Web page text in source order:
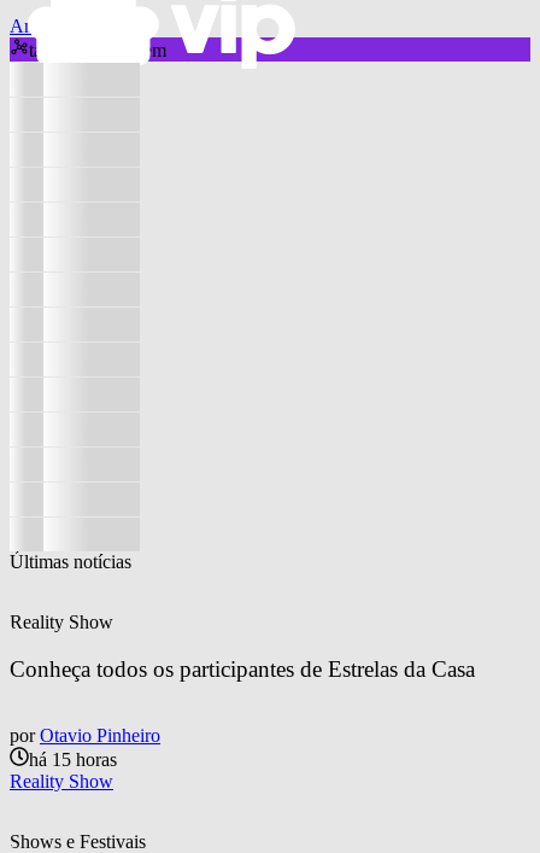
Ana María Orozco
também aparecem
Últimas notícias
Reality Show
Conheça todos os participantes de Estrelas da Casa
por Otavio Pinheiro
há 15 horas
Reality Show
Shows e Festivais